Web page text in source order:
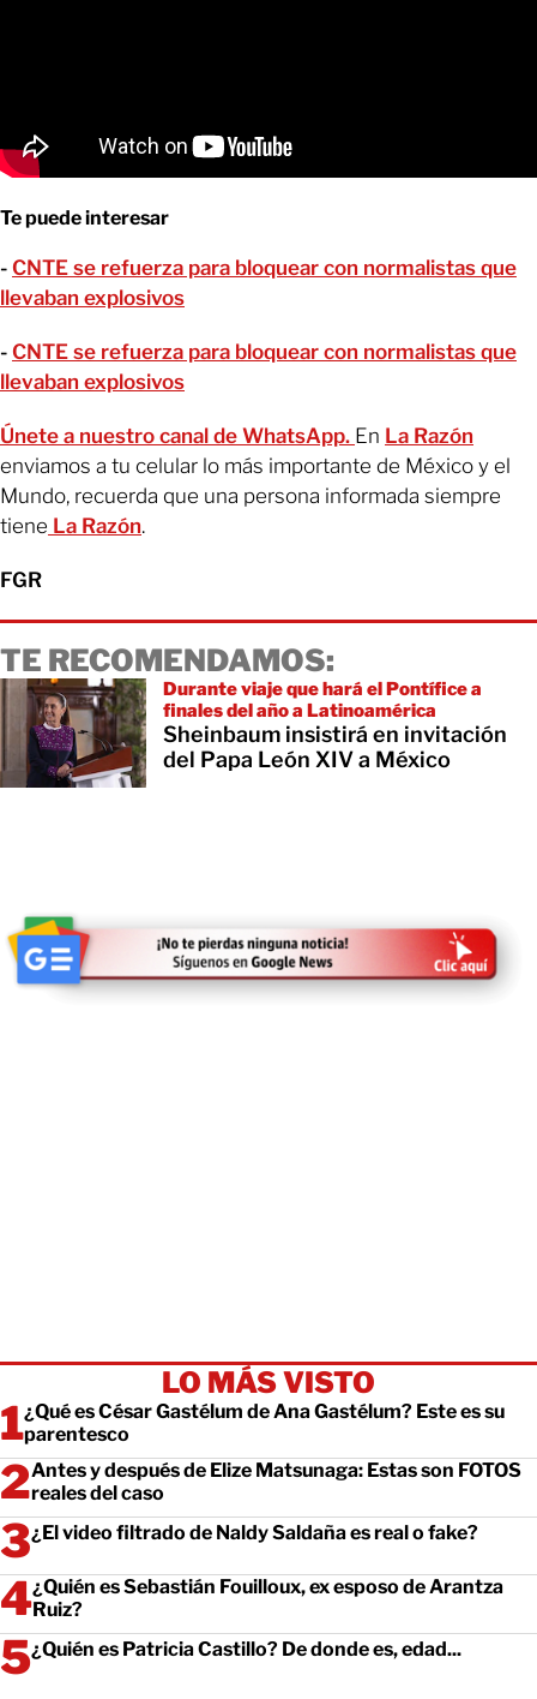
Te puede interesar
- CNTE se refuerza para bloquear con normalistas que
llevaban explosivos
- CNTE se refuerza para bloquear con normalistas que
llevaban explosivos
Únete a nuestro canal de WhatsApp. En La Razón
enviamos a tu celular lo más importante de México y el
Mundo, recuerda que una persona informada siempre
tiene La Razón.
FGR
TE RECOMENDAMOS:
Durante viaje que hará el Pontífice a
finales del año a Latinoamérica
Sheinbaum insistirá en invitación
del Papa León XIV a México
LO MÁS VISTO
¿Qué es César Gastélum de Ana Gastélum? Este es su
parentesco
Antes y después de Elize Matsunaga: Estas son FOTOS
reales del caso
¿El video filtrado de Naldy Saldaña es real o fake?
¿Quién es Sebastián Fouilloux, ex esposo de Arantza
Ruiz?
¿Quién es Patricia Castillo? De donde es, edad...